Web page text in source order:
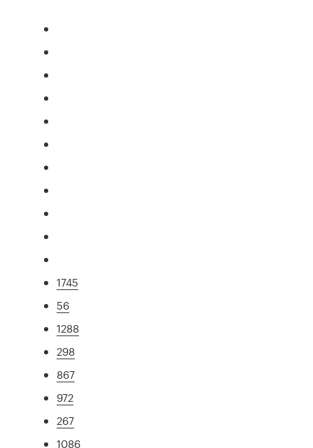
1745
56
1288
298
867
972
267
1086